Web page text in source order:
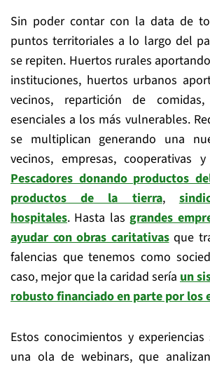
Sin poder contar con la data de
puntos territoriales a lo largo del
se repiten. Huertos rurales
instituciones, huertos urbanos
vecinos, repartición de
esenciales a los más vulnerables.
se multiplican generando una
vecinos, empresas, cooperativas
Pescadores donando productos
productos de la tierra,
hospitales. Hasta lasgrandes
ayudar con obras caritativasque
falencias que tenemos como
caso, mejor que la caridad sería un
robusto financiado en parte por los
Estos conocimientos y
una ola de webinars, que